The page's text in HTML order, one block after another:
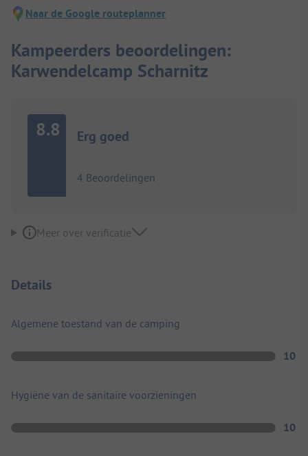
Naar de Google routeplanner
Kampeerders beoordelingen:
Karwendelcamp Scharnitz
8.8 Erg goed
4 Beoordelingen
Meer over verificatie
Details
Algemene toestand van de camping
10
Hygiëne van de sanitaire voorzieningen
10